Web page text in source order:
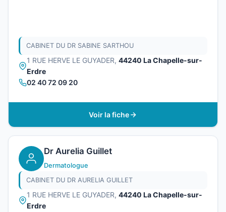
CABINET DU DR SABINE SARTHOU
1 RUE HERVE LE GUYADER, 44240 La Chapelle-sur-
Erdre
02 40 72 09 20
Voir la fiche
Dr Aurelia Guillet
Dermatologue
CABINET DU DR AURELIA GUILLET
1 RUE HERVE LE GUYADER, 44240 La Chapelle-sur-
Erdre